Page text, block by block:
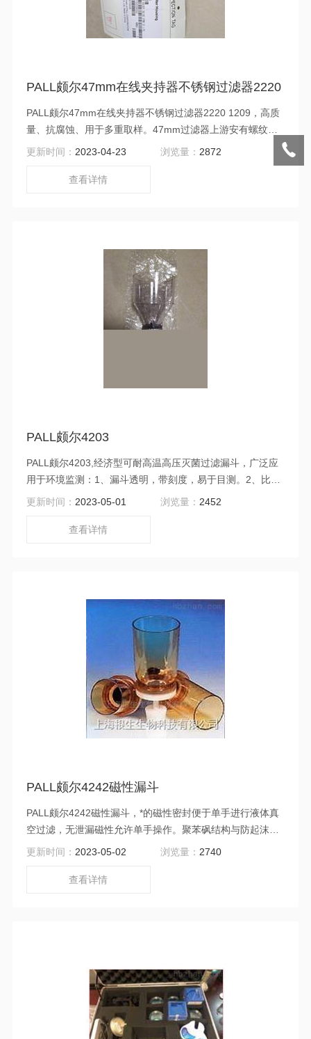
PALL颇尔47mm在线夹持器不锈钢过滤器2220
PALL颇尔47mm在线夹持器不锈钢过滤器2220 1209，高质
量、抗腐蚀、用于多重取样。47mm过滤器上游安有螺纹排
气口，可以在液体过滤期间排气。
更新时间： 2023-04-23 浏览量： 2872
查看详情
PALL颇尔4203
PALL颇尔4203,经济型可耐高温高压灭菌过滤漏斗，广泛应
用于环境监测：1、漏斗透明，带刻度，易于目测。2、比不
锈钢更便宜，比玻璃更耐用。3、锥形管适合标准尺寸的塞
锁定连接使漏斗渗漏达到最低。
更新时间： 2023-05-01 浏览量： 2452
查看详情
PALL颇尔4242磁性漏斗
PALL颇尔4242磁性漏斗，*的磁性密封便于单手进行液体真
空过滤，无泄漏磁性允许单手操作。聚苯砜结构与防起沫试
剂和其它很多溶剂相兼容。
更新时间： 2023-05-02 浏览量： 2740
查看详情